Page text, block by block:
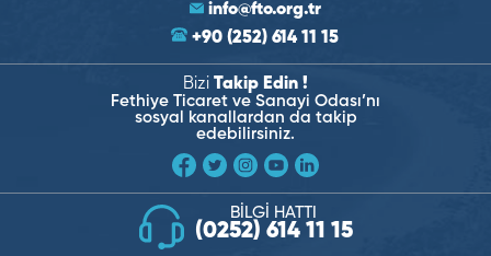
info@fto.org.tr
+90 (252) 614 11 15
Bizi Takip Edin !
Fethiye Ticaret ve Sanayi Odası’nı
sosyal kanallardan da takip
edebilirsiniz.
BİLGİ HATTI
(0252) 614 11 15